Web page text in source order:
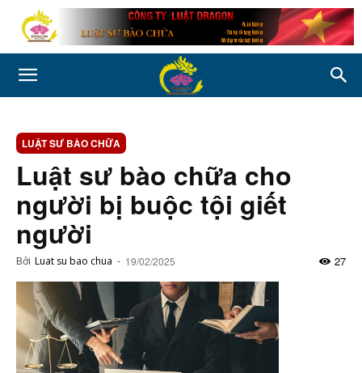
LUẬT SƯ BÀO CHỮA
Luật sư bào chữa cho
người bị buộc tội giết
người
Bởi Luat su bao chua - 19/02/2025 27